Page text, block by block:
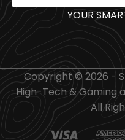
YOUR
Copyright © 2026 -
High-Tech & Gaming
All